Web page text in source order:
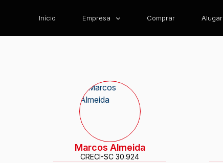
Início Empresa Comprar Alugar
Marcos Almeida
CRECI-SC 30.924